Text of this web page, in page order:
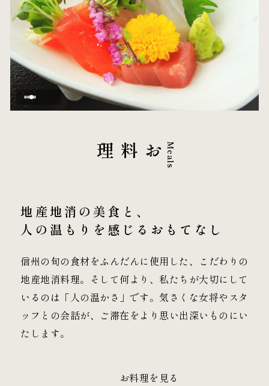
Meals
お料理
地産地消の美食と、
人の温もりを感じる おもてなし
信州の旬の食材をふんだんに使用した、こだわりの
地産地消料理。そして何より、私たちが大切にして
いるのは「人の温かさ」です。気さくな女将やスタ
ッフとの会話が、ご滞在をより思い出深いものにい
たします。
お料理を見る